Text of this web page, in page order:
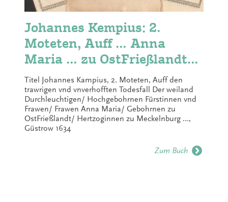
Johannes Kempius: 2.
Moteten, Auff … Anna
Maria … zu OstFrießlandt
(1634)
Titel Johannes Kampius, 2. Moteten, Auff den
trawrigen vnd vnverhofften Todesfall Der weiland
Durchleuchtigen/ Hochgebohrnen Fürstinnen vnd
Frawen/ Frawen Anna Maria/ Gebohrnen zu
OstFrießlandt/ Hertzoginnen zu Meckelnburg …,
Güstrow 1634
Zum Buch